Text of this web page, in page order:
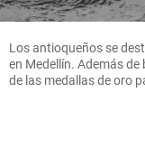
Los antioqueños se
en Medellín. Además
de las medallas de oro